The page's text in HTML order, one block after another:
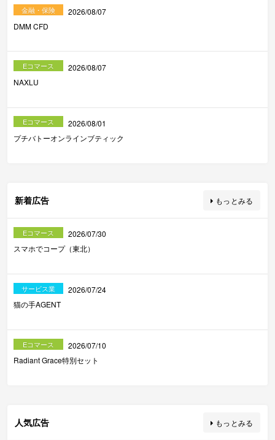
金融・保険
2026/08/07
DMM CFD
Eコマース
2026/08/07
NAXLU
Eコマース
2026/08/01
プチバトーオンラインブティック
新着広告 もっとみる
Eコマース
2026/07/30
スマホでコープ（東北）
サービス業
2026/07/24
猫の手AGENT
Eコマース
2026/07/10
Radiant Grace特別セット
人気広告 もっとみる